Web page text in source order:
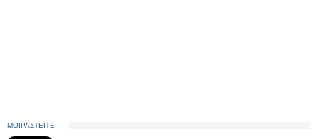
ΜΟΙΡΑΣΤΕΙΤΕ